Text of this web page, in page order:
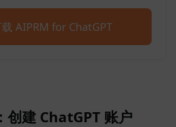
AIPRM for ChatGPT
创建 ChatGPT 账户